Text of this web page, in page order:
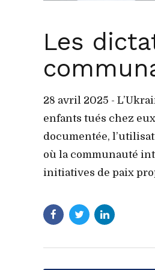
Les
28 avril 2025 -
enfants tués chez
documentée,
où la communauté
initiatives de paix